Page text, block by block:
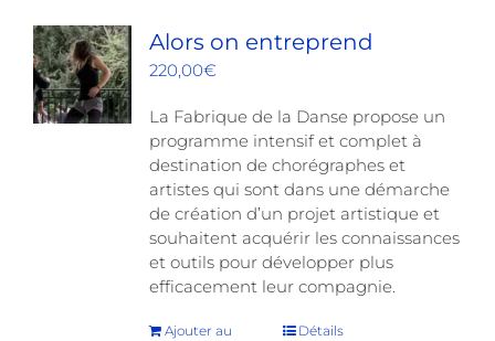
Alors on entreprend
220,00€
La Fabrique de la Danse propose un
programme intensif et complet à
destination de chorégraphes et
artistes qui sont dans une démarche
de création d’un projet artistique et
souhaitent acquérir les connaissances
et outils pour développer plus
efficacement leur compagnie.
Ajouter au
Détails